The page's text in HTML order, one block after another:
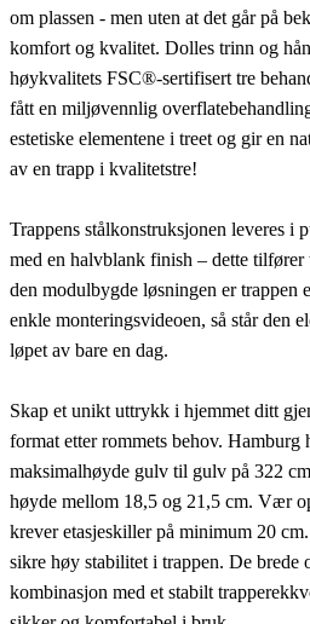
om plassen - men uten at det går på
komfort og kvalitet. Dolles trinn og
høykvalitets FSC®-sertifisert tre
fått en miljøvennlig
estetiske elementene i treet og gir en
av en trapp i kvalitetstre!
Trappens stålkonstruksjonen leveres i
med en halvblank finish – dette tilfører
den modulbygde løsningen er trappen
enkle monteringsvideoen, så står den
løpet av bare en dag.
Skap et unikt uttrykk i hjemmet ditt
format etter rommets behov.
maksimalhøyde gulv til gulv på 322
høyde mellom 18,5 og 21,5 cm. Vær
krever etasjeskiller på minimum 20
sikre høy stabilitet i trappen. De brede
kombinasjon med et stabilt